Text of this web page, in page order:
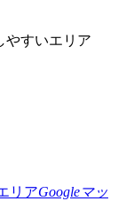
やすいエリア
リアGoogleマッ